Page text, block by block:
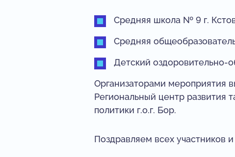
Средняя школа № 9 г.
Средняя
Детский оздоровительно-
Организаторами мероприятия
Региональный центр развития
политики г.о.г. Бор.
Поздравляем всех участников